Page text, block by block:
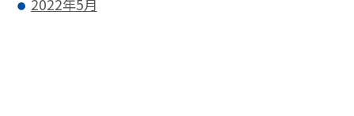
2022年5月